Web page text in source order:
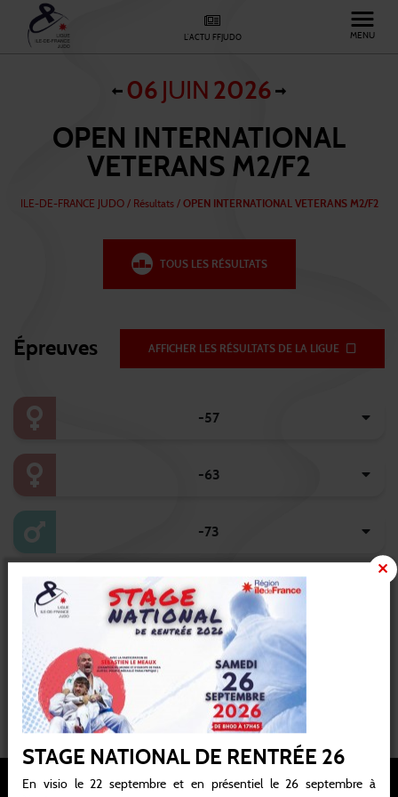
L'ACTU FFJUDO MENU
06 JUIN 2026
OPEN INTERNATIONAL
VETERANS M2/F2
ILE-DE-FRANCE JUDO/ Résultats / OPEN INTERNATIONAL VETERANS M2/F2
TOUS LES RÉSULTATS
Épreuves AFFICHER LES RÉSULTATS DE LA LIGUE
-57
-63
-73
+100
STAGE NATIONAL DE RENTRÉE 26
En visio le 22 septembre et en présentiel le 26 septembre à